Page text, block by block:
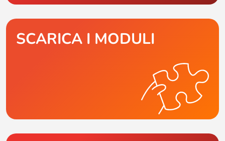
SCARICA I MODULI